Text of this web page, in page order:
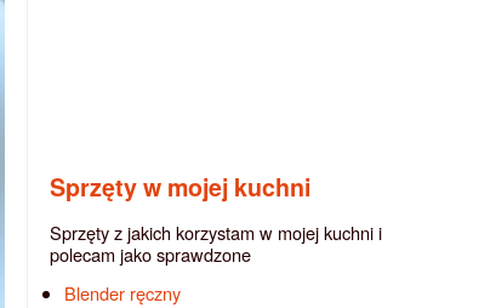
Sprzęty w mojej kuchni
Sprzęty z jakich korzystam w mojej kuchni i
polecam jako sprawdzone
Blender ręczny